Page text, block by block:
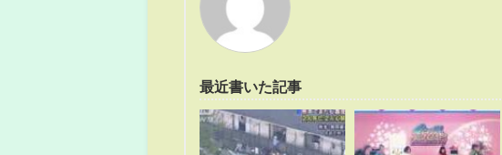
最近書いた記事